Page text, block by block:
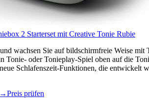
2 Starterset mit Creative Tonie Rubie
wachsen Sie auf bildschirmfreie Weise
Tonie- oder Tonieplay-Spiel oben auf die
Schlafenszeit-Funktionen, die
→Preis prüfen